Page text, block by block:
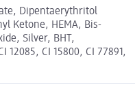
Dipentaerythritol
Ketone, HEMA, Bis-
Silver, BHT,
CI 15800, CI 77891,